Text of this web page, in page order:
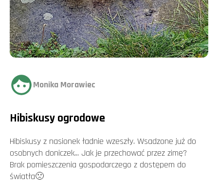
Monika Morawiec
Hibiskusy ogrodowe
Hibiskusy z nasionek ładnie wzeszły. Wsadzone już do
osobnych doniczek... Jak je przechować przez zimę?
Brak pomieszczenia gospodarczego z dostępem do
światła🙁